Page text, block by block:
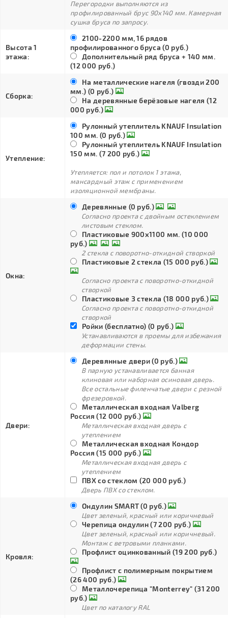
Перегородки выполняются из
профилированный брус 90х140 мм. Камерная
сушка бруса по запросу.
Высота 1
этажа:
2100-2200 мм, 16 рядов
профилированного бруса (0 руб.)
Дополнительный ряд бруса + 140 мм.
(12 000 руб.)
Сборка:
На металлические нагеля (гвозди 200
мм.) (0 руб.)
На деревянные берёзовые нагеля (12
000 руб.)
Утепление:
Рулонный утеплитель KNAUF Insulation
100 мм. (0 руб.)
Рулонный утеплитель KNAUF Insulation
150 мм. (7 200 руб.)
Утепляется: пол и потолок 1 этажа,
мансардный этаж с применением
изоляционной мембраны.
Окна:
Деревянные (0 руб.)
Согласно проекта с двойным остеклением
листовым стеклом.
Пластиковые 900х1100 мм. (10 000
руб.)
2 стекла с поворотно-откидной створкой
Пластиковые 2 стекла (15 000 руб.)
Согласно проекта с поворотно-откидной
створкой
Пластиковые 3 стекла (18 000 руб.)
Согласно проекта с поворотно-откидной
створкой
Ройки (бесплатно) (0 руб.)
Устанавливаются в проемы для избежания
деформации стены.
Двери:
Деревянные двери (0 руб.)
В парную устанавливается банная
клиновая или наборная осиновая дверь.
Все остальные филенчатые двери с резной
фрезеровкой.
Металлическая входная Valberg
Россия (12 000 руб.)
Металлическая входная дверь с
утеплением
Металлическая входная Кондор
Россия (15 000 руб.)
Металлическая входная дверь с
утеплением
ПВХ со стеклом (20 000 руб.)
Дверь ПВХ со стеклом.
Кровля:
Ондулин SMART (0 руб.)
Цвет зеленый, красный или коричневый
Черепица ондулин (7 200 руб.)
Цвет зеленый, красный или коричневый.
Монтаж с ветровыми планками.
Профлист оцинкованный (19 200 руб.)
Профлист с полимерным покрытием
(26 400 руб.)
Металлочерепица "Monterrey" (31 200
руб.)
Цвет по каталогу RAL